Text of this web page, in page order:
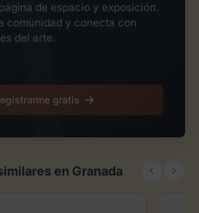
de espacio y exposición.
comunidad y conecta con
del arte.
gratis
en Granada